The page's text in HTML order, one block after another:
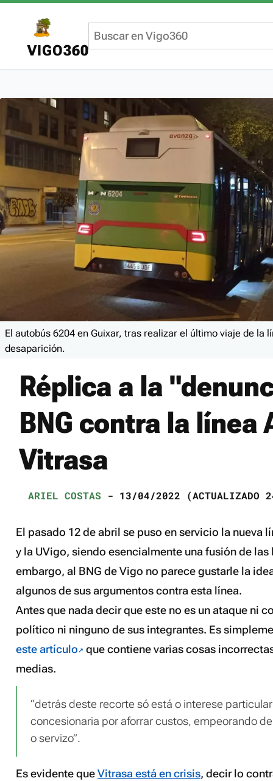
VIGO360
El autobús 6204 en Guixar, tras realizar el último viaje de la
desaparición.
Réplica a la
BNG contra la línea
Vitrasa
ARIEL COSTAS - 13/04/2022 (ACTUALIZADO
El pasado 12 de abril se puso en servicio la nueva
y la UVigo, siendo esencialmente una fusión de las
embargo, al BNG de Vigo no parece gustarle la
algunos de sus argumentos contra esta línea.
Antes que nada decir que este no es un ataque ni
político ni ninguno de sus integrantes. Es
este artículo
que contiene varias cosas
medias.
“detrás deste recorte só está o interese
concesionaria por aforrar custos, empeorando
o servizo”.
Es evidente queVitrasa está en crisis, decir lo